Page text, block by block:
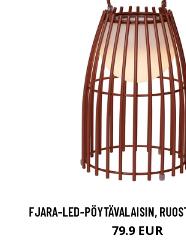
FJARA-LED-PÖYTÄVALAISIN,
79.9 EUR